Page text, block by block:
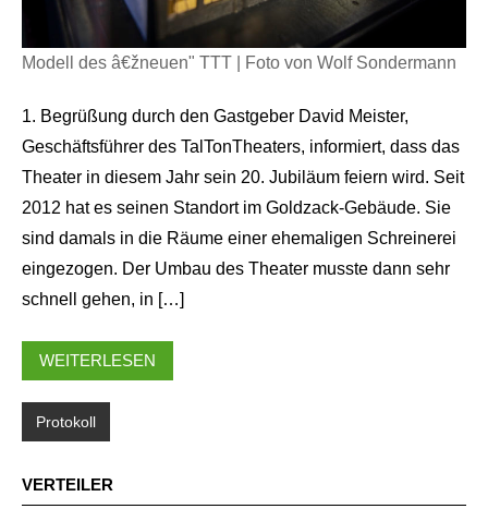
Modell des â€žneuen" TTT | Foto von Wolf Sondermann
1. Begrüßung durch den Gastgeber David Meister,
Geschäftsführer des TalTonTheaters, informiert, dass das
Theater in diesem Jahr sein 20. Jubiläum feiern wird. Seit
2012 hat es seinen Standort im Goldzack-Gebäude. Sie
sind damals in die Räume einer ehemaligen Schreinerei
eingezogen. Der Umbau des Theater musste dann sehr
schnell gehen, in […]
WEITERLESEN
Protokoll
VERTEILER